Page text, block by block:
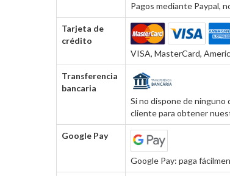
Pagos mediante Paypal,
Tarjeta de
crédito
VISA, MasterCard,
Transferencia
bancaria
Si no dispone de
cliente para obtener
Google Pay
Google Pay: paga